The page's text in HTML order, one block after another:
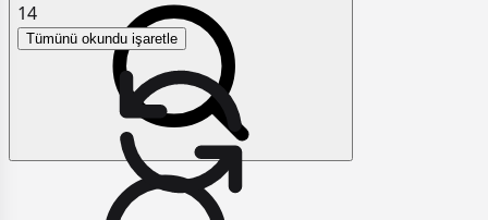
14
Tümünü okundu işaretle